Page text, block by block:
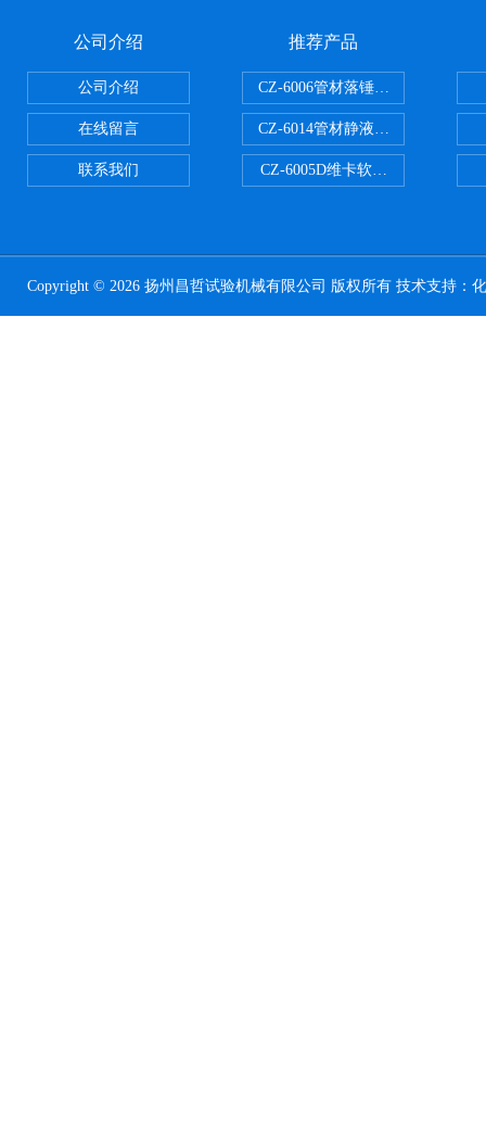
公司介绍
公司介绍
在线留言
联系我们
推荐产品
CZ-6006管材落锤冲击试验机
CZ-6014管材静液压爆破试验机
CZ-6005D维卡软化点温度测定仪
Copyright © 2026 扬州昌哲试验机械有限公司 版权所有 技术支持：